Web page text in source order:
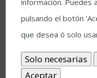
El Teatro de la
Manolo Sanlúcar,
pulsando el botón
que desea ó solo